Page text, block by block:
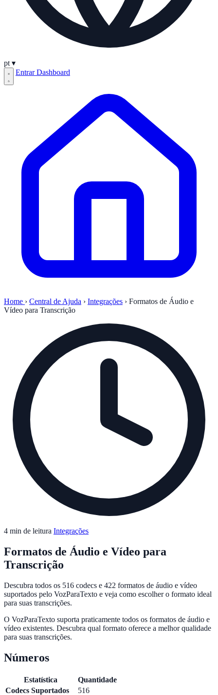
pt ▾
EntrarDashboard
Home › Central de Ajuda › Integrações › Formatos de Áudio e
Vídeo para Transcrição
4 min de leitura Integrações
Formatos de Áudio e Vídeo para
Transcrição
Descubra todos os 516 codecs e 422 formatos de áudio e vídeo
suportados pelo VozParaTexto e veja como escolher o formato ideal
para suas transcrições.
O VozParaTexto suporta praticamente todos os formatos de áudio e
vídeo existentes. Descubra qual formato oferece a melhor qualidade
para suas transcrições.
Números
Estatística
Quantidade
Codecs Suportados
516